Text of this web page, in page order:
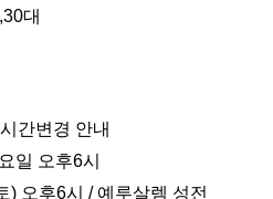
대
간변경 안내
일 오후6시
) 오후6시 / 예루살렘 성전